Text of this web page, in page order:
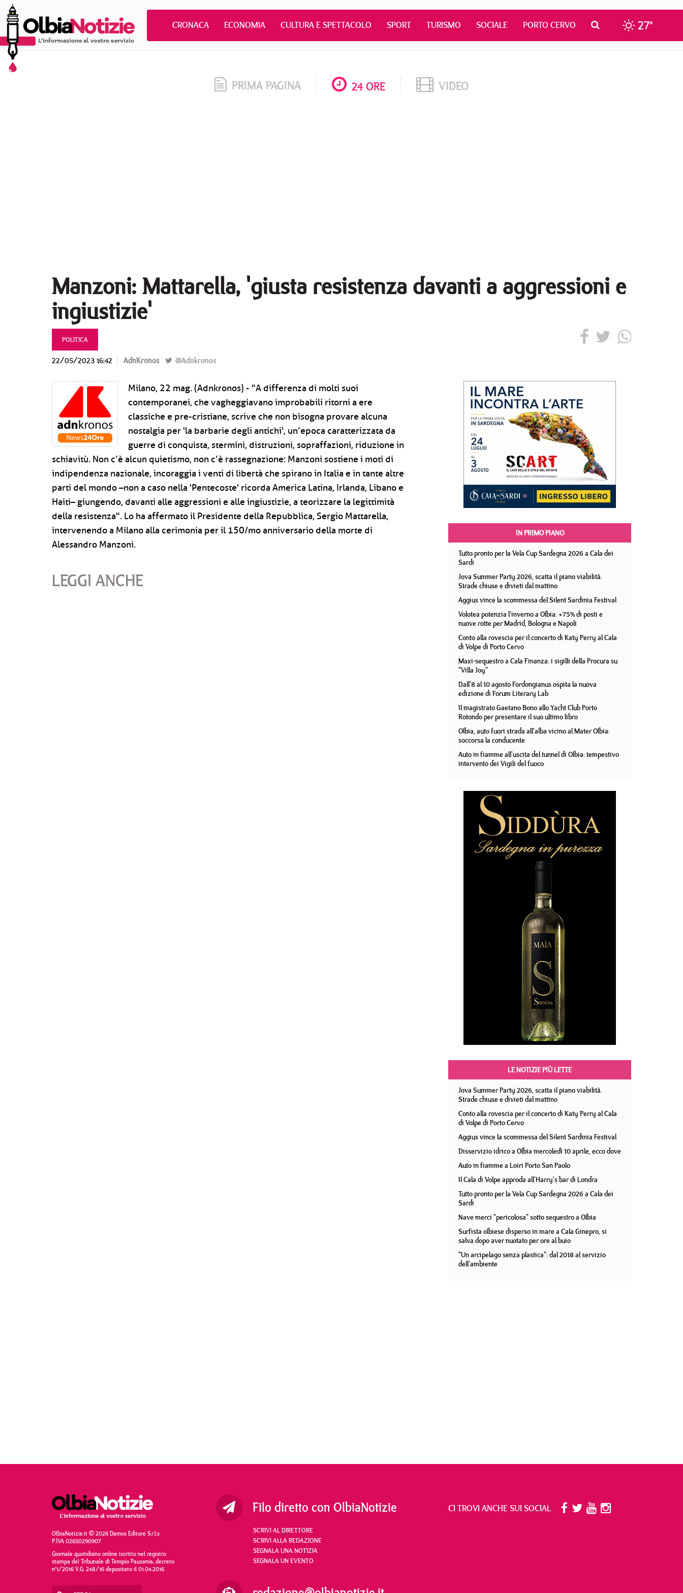
CRONACA ECONOMIA CULTURA E SPETTACOLO SPORT TURISMO SOCIALE PORTO CERVO 27°
PRIMA PAGINA 24 ORE VIDEO
Manzoni: Mattarella, 'giusta resistenza davanti a aggressioni e
ingiustizie'
POLITICA
22/05/2023 16:42 AdnKronos @Adnkronos
Milano, 22 mag. (Adnkronos) - "A differenza di molti suoi
contemporanei, che vagheggiavano improbabili ritorni a ere
classiche e pre-cristiane, scrive che non bisogna provare alcuna
nostalgia per 'la barbarie degli antichi', un’epoca caratterizzata da
guerre di conquista, stermini, distruzioni, sopraffazioni, riduzione in
schiavitù. Non c’è alcun quietismo, non c’è rassegnazione: Manzoni sostiene i moti di
indipendenza nazionale, incoraggia i venti di libertà che spirano in Italia e in tante altre
parti del mondo –non a caso nella 'Pentecoste' ricorda America Latina, Irlanda, Libano e
Haiti– giungendo, davanti alle aggressioni e alle ingiustizie, a teorizzare la legittimità
della resistenza". Lo ha affermato il Presidente della Repubblica, Sergio Mattarella,
intervenendo a Milano alla cerimonia per il 150/mo anniversario della morte di
Alessandro Manzoni.
LEGGI ANCHE
IN PRIMO PIANO
Tutto pronto per la Vela Cup Sardegna 2026 a Cala dei
Sardi
Jova Summer Party 2026, scatta il piano viabilità.
Strade chiuse e divieti dal mattino
Aggius vince la scommessa del Silent Sardinia Festival
Volotea potenzia l'inverno a Olbia: +75% di posti e
nuove rotte per Madrid, Bologna e Napoli
Conto alla rovescia per il concerto di Katy Perry al Cala
di Volpe di Porto Cervo
Maxi-sequestro a Cala Finanza: i sigilli della Procura su
"Villa Joy"
Dall'8 al 10 agosto Fordongianus ospita la nuova
edizione di Forum Literary Lab
Il magistrato Gaetano Bono allo Yacht Club Porto
Rotondo per presentare il suo ultimo libro
Olbia, auto fuori strada all'alba vicino al Mater Olbia:
soccorsa la conducente
Auto in fiamme all'uscita del tunnel di Olbia: tempestivo
intervento dei Vigili del fuoco
LE NOTIZIE PIÙ LETTE
Jova Summer Party 2026, scatta il piano viabilità.
Strade chiuse e divieti dal mattino
Conto alla rovescia per il concerto di Katy Perry al Cala
di Volpe di Porto Cervo
Aggius vince la scommessa del Silent Sardinia Festival
Disservizio idrico a Olbia mercoledì 10 aprile, ecco dove
Auto in fiamme a Loiri Porto San Paolo
Il Cala di Volpe approda all'Harry's bar di Londra
Tutto pronto per la Vela Cup Sardegna 2026 a Cala dei
Sardi
Nave merci "pericolosa" sotto sequestro a Olbia
Surfista olbiese disperso in mare a Cala Ginepro, si
salva dopo aver nuotato per ore al buio
"Un arcipelago senza plastica": dal 2018 al servizio
dell'ambiente
OlbiaNotizie.it © 2026 Damos Editore S.r.l.s
P.IVA 02650290907
Giornale quotidiano online iscritto nel registro
stampa del Tribunale di Tempio Pausania, decreto
n°1/2016 V.G. 248/16 depositato il 01.04.2016
Filo diretto con OlbiaNotizie
SCRIVI AL DIRETTORE
SCRIVI ALLA REDAZIONE
SEGNALA UNA NOTIZIA
SEGNALA UN EVENTO
CI TROVI ANCHE SUI SOCIAL